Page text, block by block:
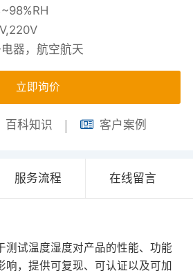
器，航空航天
立即询价
百科知识 客户案例
服务流程 在线留言
测试温度湿度对产品的性能、功能
响，提供可复现、可认证以及可加